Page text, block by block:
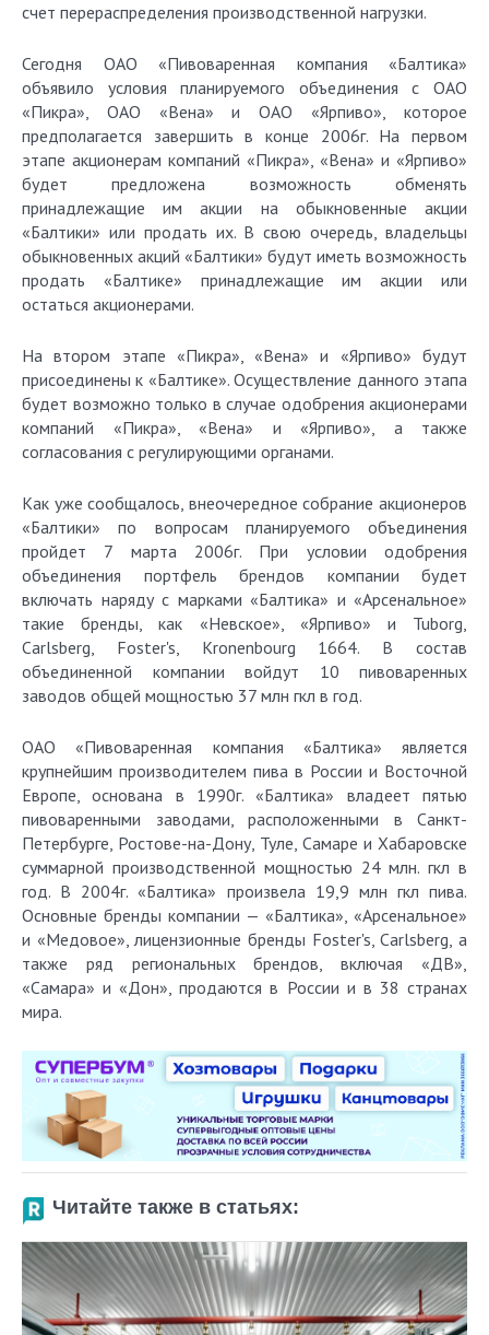
счет перераспределения производственной нагрузки.
Сегодня ОАО «Пивоваренная компания «Балтика»
объявило условия планируемого объединения с ОАО
«Пикра», ОАО «Вена» и ОАО «Ярпиво», которое
предполагается завершить в конце 2006г. На первом
этапе акционерам компаний «Пикра», «Вена» и «Ярпиво»
будет предложена возможность обменять
принадлежащие им акции на обыкновенные акции
«Балтики» или продать их. В свою очередь, владельцы
обыкновенных акций «Балтики» будут иметь возможность
продать «Балтике» принадлежащие им акции или
остаться акционерами.
На втором этапе «Пикра», «Вена» и «Ярпиво» будут
присоединены к «Балтике». Осуществление данного этапа
будет возможно только в случае одобрения акционерами
компаний «Пикра», «Вена» и «Ярпиво», а также
согласования с регулирующими органами.
Как уже сообщалось, внеочередное собрание акционеров
«Балтики» по вопросам планируемого объединения
пройдет 7 марта 2006г. При условии одобрения
объединения портфель брендов компании будет
включать наряду с марками «Балтика» и «Арсенальное»
такие бренды, как «Невское», «Ярпиво» и Tuborg,
Carlsberg, Foster's, Kronenbourg 1664. В состав
объединенной компании войдут 10 пивоваренных
заводов общей мощностью 37 млн гкл в год.
ОАО «Пивоваренная компания «Балтика» является
крупнейшим производителем пива в России и Восточной
Европе, основана в 1990г. «Балтика» владеет пятью
пивоваренными заводами, расположенными в Санкт-
Петербурге, Ростове-на-Дону, Туле, Самаре и Хабаровске
суммарной производственной мощностью 24 млн. гкл в
год. В 2004г. «Балтика» произвела 19,9 млн гкл пива.
Основные бренды компании — «Балтика», «Арсенальное»
и «Медовое», лицензионные бренды Foster's, Carlsberg, а
также ряд региональных брендов, включая «ДВ»,
«Самара» и «Дон», продаются в России и в 38 странах
мира.
Читайте также в статьях: